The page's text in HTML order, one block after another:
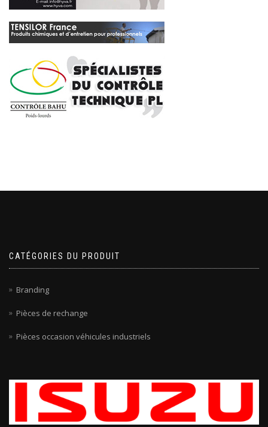
CATÉGORIES DU PRODUIT
Branding
Pièces de rechange
Pièces occasion véhicules industriels